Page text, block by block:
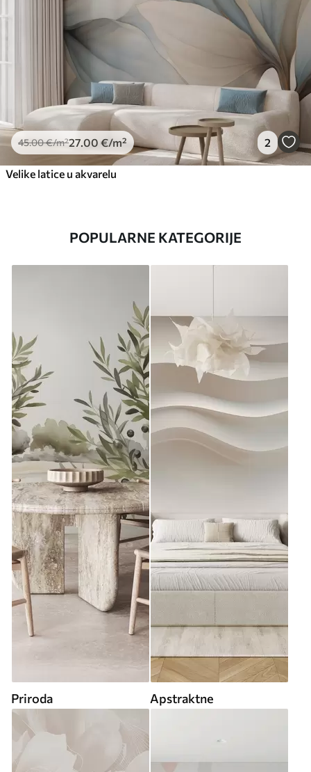
45.00€/m²27.00 €/m² 2
Velike latice u akvarelu
POPULARNE KATEGORIJE
Priroda Apstraktne